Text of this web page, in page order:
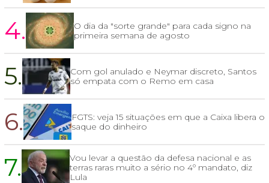
4.
O dia da "sorte grande" para cada signo na
primeira semana de agosto
5.
Com gol anulado e Neymar discreto, Santos
só empata com o Remo em casa
6.
FGTS: veja 15 situações em que a Caixa libera o
saque do dinheiro
7.
Vou levar a questão da defesa nacional e as
terras raras muito a sério no 4º mandato, diz
Lula